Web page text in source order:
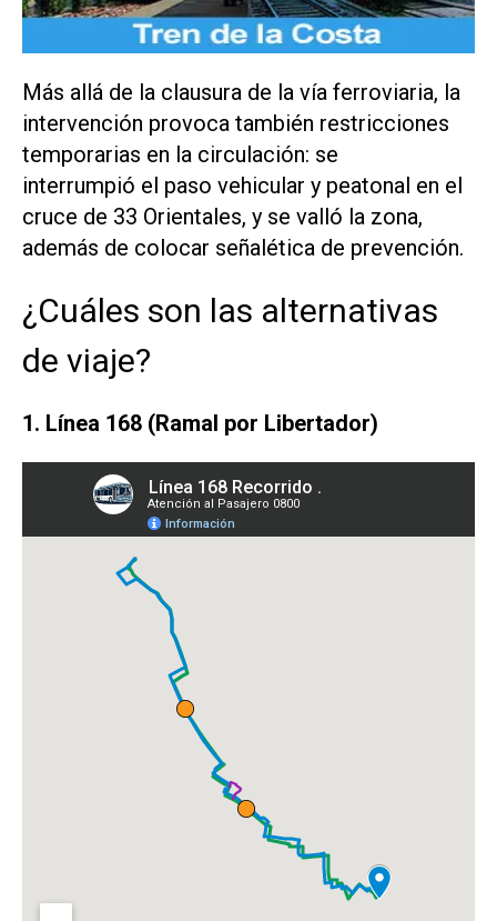
Más allá de la clausura de la vía ferroviaria, la
intervención provoca también restricciones
temporarias en la circulación: se
interrumpió el paso vehicular y peatonal en el
cruce de 33 Orientales, y se valló la zona,
además de colocar señalética de prevención.
¿Cuáles son las alternativas
de viaje?
1. Línea 168 (Ramal por Libertador)